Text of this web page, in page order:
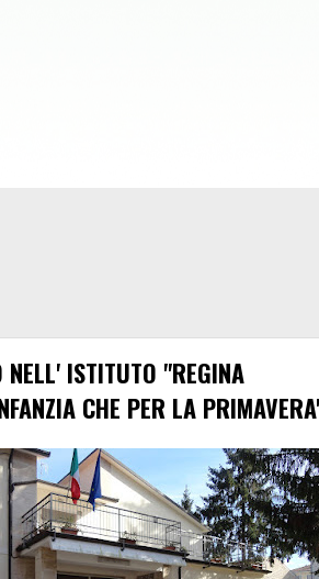
ISTITUTO "REGINA
CHE PER LA